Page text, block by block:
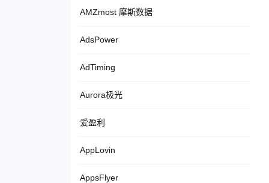
AMZmost 摩斯数据
AdsPower
AdTiming
Aurora极光
爱盈利
AppLovin
AppsFlyer